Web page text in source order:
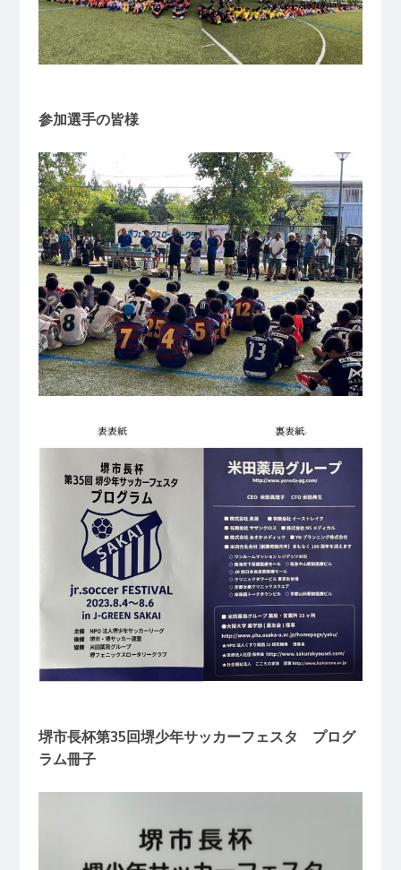
参加選手の皆様
堺市長杯第35回堺少年サッカーフェスタ プログ
ラム冊子